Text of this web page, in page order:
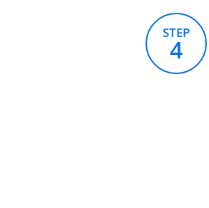
STEP
4